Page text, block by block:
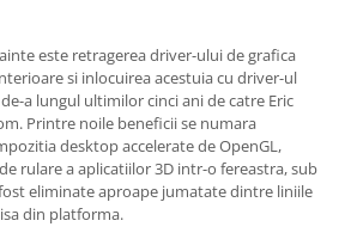
este retragerea driver-ului de grafica
si inlocuirea acestuia cu driver-ul
a lungul ultimilor cinci ani de catre Eric
Printre noile beneficii se numara
desktop accelerate de OpenGL,
rulare a aplicatiilor 3D intr-o fereastra, sub
eliminate aproape jumatate dintre liniile
din platforma.